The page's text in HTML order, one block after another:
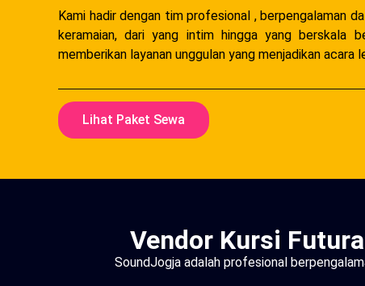
Kami hadir dengan tim profesional , berpengalaman
keramaian, dari yang intim hingga yang berskala
memberikan layanan unggulan yang menjadikan acara
Lihat Paket Sewa
Vendor Kursi
SoundJogja adalah profesional